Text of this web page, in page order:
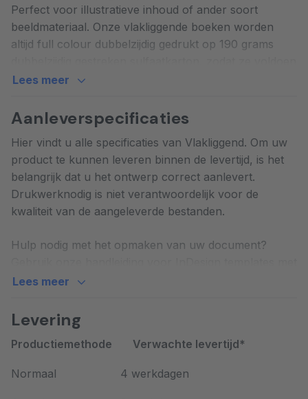
Lees meer
Perfect voor illustratieve inhoud of ander soort
beeldmateriaal. Onze vlakliggende boeken worden
altijd full colour dubbelzijdig gedrukt op 190 grams
aan de allerhoogste kwaliteitsnormen.
Populaire toepassingen:
Architectuurpresentaties
High-end productbrochures
Fotoboeken en portfolio’s
Bedrijfspresentaties en rapporten
Waarom vlakliggend laten drukken
bij Drukwerknodig?
betekent kiezen voor duurzaamheid én zekerheid. Wij
combineren een 100% kwaliteitsgarantie met moderne
milieubewust zijn. Het binnenwerk van onze
Aanleverspecificaties
Lees meer
Hier vindt u alle specificaties van Vlakliggend. Om uw
product te kunnen leveren binnen de levertijd, is het
belangrijk dat u het ontwerp correct aanlevert.
Drukwerknodig is niet verantwoordelijk voor de
kwaliteit van de aangeleverde bestanden.
Hulp nodig met het opmaken van uw document?
handige tips!
Vlakliggend
Vlakliggend 148x148
Vlakliggend 21x21
Vlakliggend A4 Liggend
Levering
Productiemethode Verwachte levertijd*
Normaal 4 werkdagen